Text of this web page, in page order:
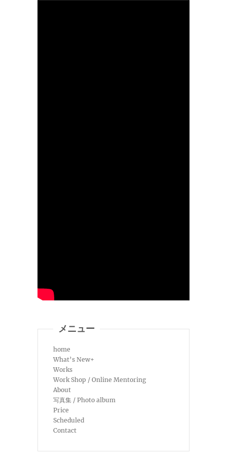
メニュー
home
What’s New+
Works
Work Shop / Online Mentoring
About
写真集 / Photo album
Price
Scheduled
Contact